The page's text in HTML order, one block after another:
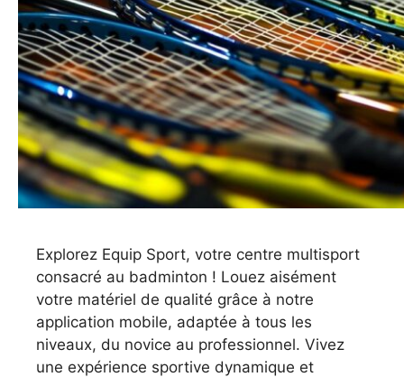
Explorez Equip Sport, votre centre multisport
consacré au badminton ! Louez aisément
votre matériel de qualité grâce à notre
application mobile, adaptée à tous les
niveaux, du novice au professionnel. Vivez
une expérience sportive dynamique et